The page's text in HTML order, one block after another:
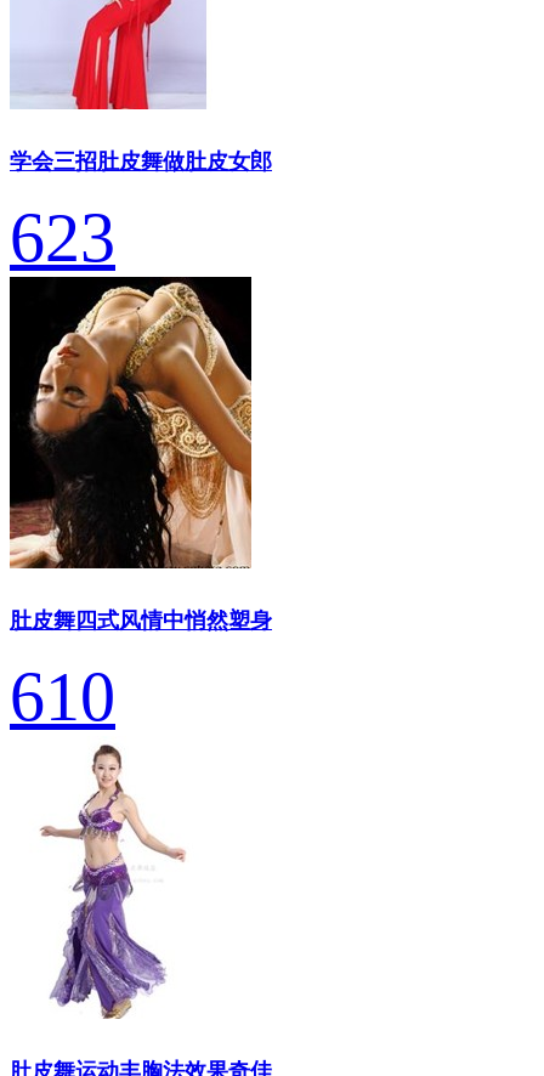
学会三招肚皮舞做肚皮女郎
623
肚皮舞四式风情中悄然塑身
610
肚皮舞运动丰胸法效果奇佳